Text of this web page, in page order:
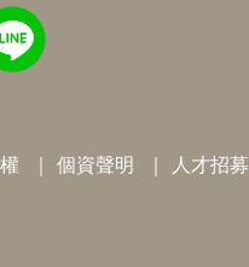
個資聲明 人才招募